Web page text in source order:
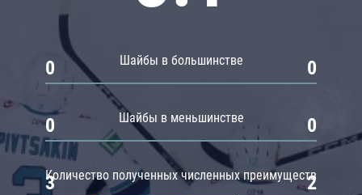
Шайбы в большинстве
0 0
Шайбы в меньшинстве
0 0
Количество полученных численных преимуществ
3 2